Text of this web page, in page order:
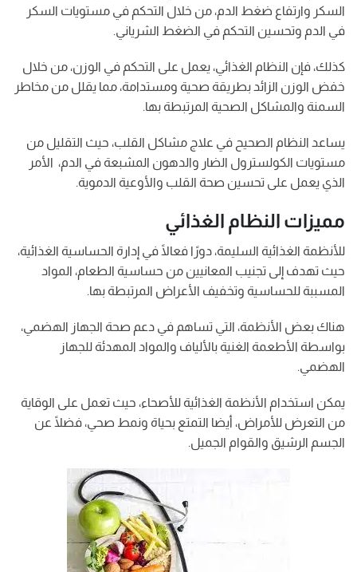
السكر وارتفاع ضغط الدم، من خلال التحكم في مستويات السكر
في الدم وتحسين التحكم في الضغط الشرياني.
كذلك، فإن النظام الغذائي، يعمل على التحكم في الوزن، من خلال
خفض الوزن الزائد بطريقة صحية ومستدامة، مما يقلل من مخاطر
السمنة والمشاكل الصحية المرتبطة بها.
يساعد النظام الصحيح في علاج مشاكل القلب، حيث التقليل من
مستويات الكولسترول الضار والدهون المشبعة في الدم، الأمر
الذي يعمل على تحسين صحة القلب والأوعية الدموية.
مميزات النظام الغذائي
للأنظمة الغذائية السليمة، دورًا فعالًا في إدارة الحساسية الغذائية،
حيث تهدف إلى تجنيب المعانيين من حساسية الطعام، المواد
المسببة للحساسية وتخفيف الأعراض المرتبطة بها.
هناك بعض الأنظمة، التي تساهم في دعم صحة الجهاز الهضمي،
بواسطة الأطعمة الغنية بالألياف والمواد المهدئة للجهاز
الهضمي.
يمكن استخدام الأنظمة الغذائية للأصحاء، حيث تعمل على الوقاية
من التعرض للأمراض، أيضا التمتع بحياة ونمط صحي، فضلًا عن
الجسم الرشيق والقوام الجميل.